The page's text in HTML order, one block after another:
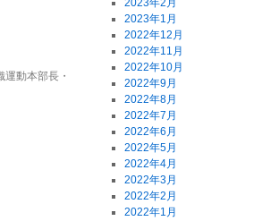
動本部長・
2023年2月
2023年1月
2022年12月
2022年11月
2022年10月
2022年9月
2022年8月
2022年7月
2022年6月
2022年5月
2022年4月
2022年3月
2022年2月
2022年1月